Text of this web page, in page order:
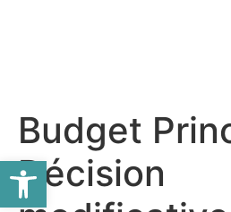
Budget
Décision
Ouvrir la barre d’outils